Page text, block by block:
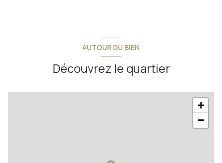
AUTOUR DU BIEN
Découvrez le quartier
+
−